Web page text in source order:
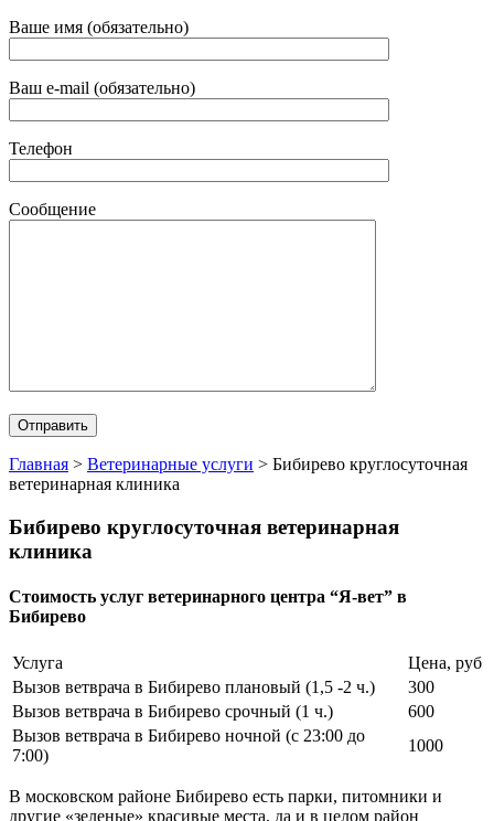
Ваше имя (обязательно)
Ваш e-mail (обязательно)
Телефон
Сообщение
Главная > Ветеринарные услуги > Бибирево круглосуточная
ветеринарная клиника
Бибирево круглосуточная ветеринарная
клиника
Стоимость услуг ветеринарного центра “Я-вет” в
Бибирево
Услуга
Цена, руб
Вызов ветврача в Бибирево плановый (1,5 -2 ч.)
300
Вызов ветврача в Бибирево срочный (1 ч.)
600
Вызов ветврача в Бибирево ночной (с 23:00 до
7:00)
1000
В московском районе Бибирево есть парки, питомники и
другие «зеленые» красивые места, да и в целом район